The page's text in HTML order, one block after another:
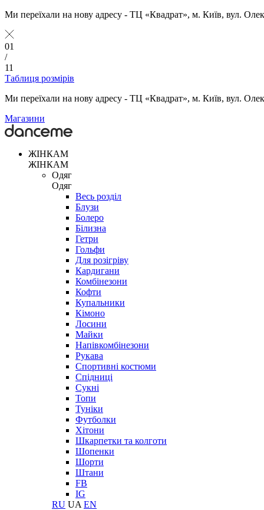
Ми переїхали на нову адресу - ТЦ «Квадрат», м. Київ, вул.
01
/
11
Таблиця розмірів
Ми переїхали на нову адресу - ТЦ «Квадрат», м. Київ, вул.
Магазини
ЖІНКАМ
ЖІНКАМ
Одяг
Одяг
Весь розділ
Блузи
Болеро
Білизна
Гетри
Гольфи
Для розігріву
Кардигани
Комбінезони
Кофти
Купальники
Кімоно
Лосини
Майки
Напівкомбінезони
Рукава
Спортивні костюми
Спідниці
Сукні
Топи
Туніки
Футболки
Хітони
Шкарпетки та колготи
Шопенки
Шорти
Штани
FB
IG
RU UA EN